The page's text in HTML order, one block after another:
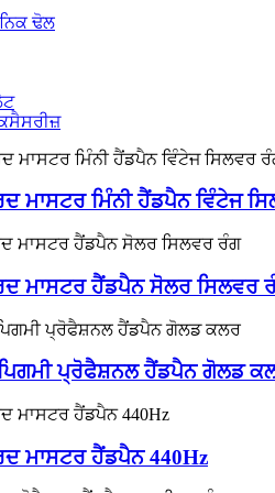
ਢੋਲ
ਮਾਸਟਰ ਮਿੰਨੀ ਹੈਂਡਪੈਨ ਵਿੰਟੇਜ
ਮਾਸਟਰ ਹੈਂਡਪੈਨ ਸੋਲਰ ਸਿਲਵਰ
ਪ੍ਰੋਫੈਸ਼ਨਲ ਹੈਂਡਪੈਨ ਗੋਲਡ
ਮਾਸਟਰ ਹੈਂਡਪੈਨ 440Hz